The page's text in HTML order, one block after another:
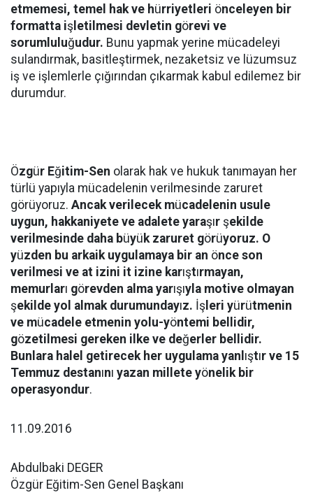
etmemesi, temel hak ve hürriyetleri önceleyen bir
formatta iş letilmesi devletin görevi ve
sorumluluğudur. Bunu yapmak yerine mücadeleyi
sulandırmak, basitleştirmek, nezaketsiz ve lüzumsuz
iş ve işlemlerle çığırından çıkarmak kabul edilemez bir
durumdur.
Özgür Eğitim-Sen olarak hak ve hukuk tanımayan her
türlü yapıyla mücadelenin verilmesinde zaruret
görüyoruz. Ancak verilecek mücadelenin usule
uygun, hakkaniyete ve adalete yaraşır şekilde
verilmesinde daha büyü k zaruret görüyoruz. O
yüzden bu arkaik uygulamaya bir an önce son
verilmesi ve at izini it izine karıştırmayan,
memurları görevden alma yarışıyla motive olmayan
şekilde yol almak durumundayız. İş leri yürütmenin
ve mücadele etmenin yolu-yöntemi bellidir,
gözetilmesi gereken ilke ve değerler bellidir.
Bunlara halel getirecek her uygulama yanl ıştır ve 15
Temmuz destanını yazan millete yönelik bir
operasyondur.
11.09.2016
Abdulbaki DEGER
Özgür Eğitim-Sen Genel Başkanı